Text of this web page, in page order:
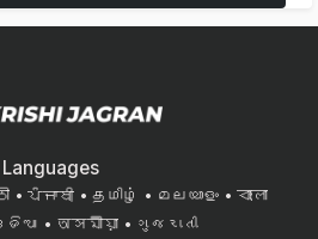
Languages
ਪੰਜਾਬੀ தமிழ் മലയാളം
বাংলা
অসমীয়া ગુજરાતી